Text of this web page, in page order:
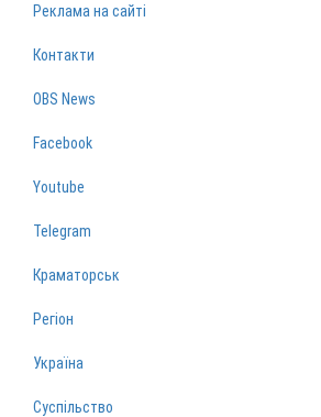
Реклама на сайті
Контакти
OBS News
Facebook
Youtube
Telegram
Краматорськ
Регіон
Україна
Суспільство